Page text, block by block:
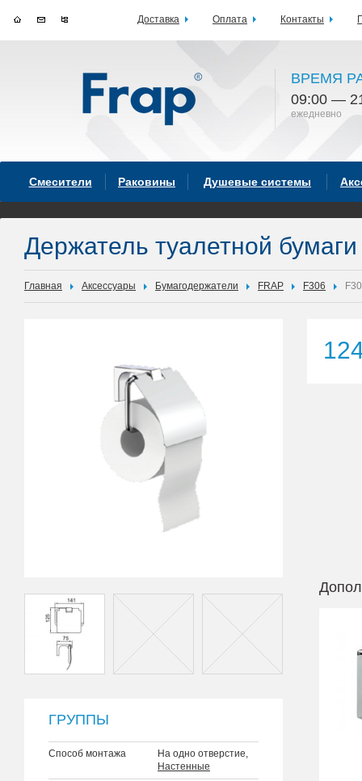
ВРЕМЯ
09:00 —
ежедневно
Смесители Раковины Душевые системы
Держатель туалетной
Главная Аксессуары Бумагодержатели FRAP F306
ГРУППЫ
Способ монтажа
На одно отверстие,
Настенные
Доставка Оплата Контакты